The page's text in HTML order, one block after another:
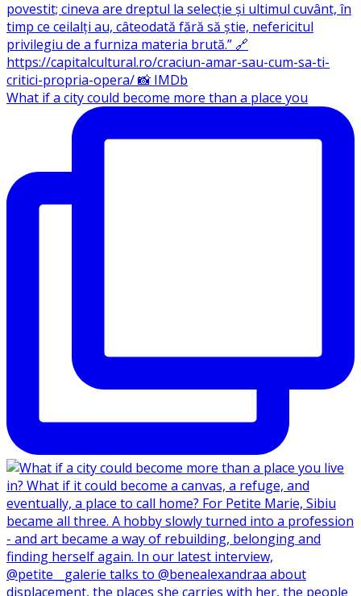
What if a city could become more than a place you